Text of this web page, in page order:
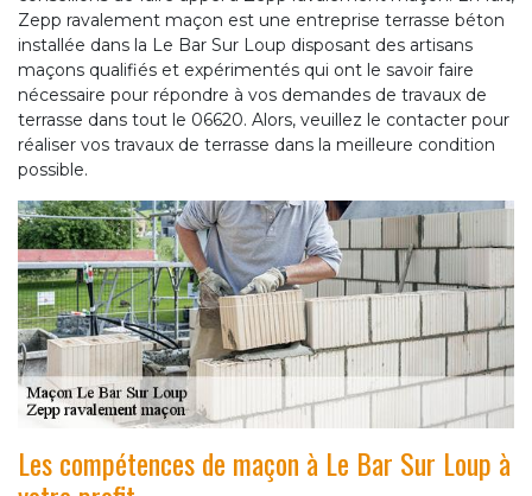
Zepp ravalement maçon est une entreprise terrasse béton
installée dans la Le Bar Sur Loup disposant des artisans
maçons qualifiés et expérimentés qui ont le savoir faire
nécessaire pour répondre à vos demandes de travaux de
terrasse dans tout le 06620. Alors, veuillez le contacter pour
réaliser vos travaux de terrasse dans la meilleure condition
possible.
Les compétences de maçon à Le Bar Sur Loup à